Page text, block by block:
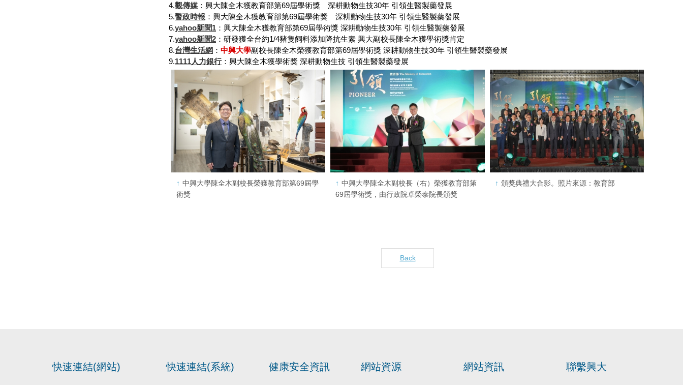
4.觀傳媒 ：興大陳全木獲教育部第69屆學術獎 深耕動物生技30年 引領生醫製藥發展
5.警政時報 ：興大陳全木獲教育部第69屆學術獎 深耕動物生技30年 引領生醫製藥發展
6.yahoo新聞1 ：興大陳全木獲教育部第69屆學術獎 深耕動物生技30年 引領生醫製藥發展
7.yahoo新聞2 ：研發獲全台約1/4豬隻飼料添加降抗生素 興大副校長陳全木獲學術獎肯定
8.台灣生活網 ： 中興大學副校長陳全木榮獲教育部第69屆學術獎 深耕動物生技30年 引領生醫製藥發展
9.1111人力銀行：興大陳全木獲學術獎 深耕動物生技 引領生醫製藥發展
中興大學陳全木副校長榮獲教育部第69屆學
術獎
中興大學陳全木副校長（右）榮獲教育部第
69屆學術獎，由行政院卓榮泰院長頒獎
頒獎典禮大合影。照片來源：教育部
Back
快速連結(網站) 快速連結(系統) 健康安全資訊 網站資源 網站資訊 聯繫興大